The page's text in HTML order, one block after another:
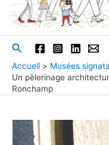
Rechercher
Accueil
Musées
Un pèlerinage
Ronchamp